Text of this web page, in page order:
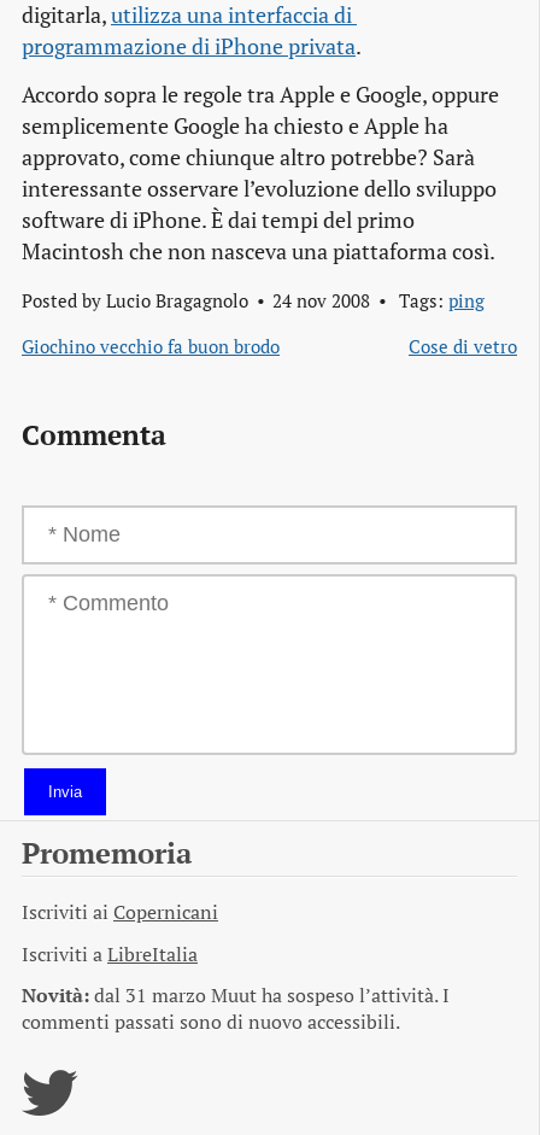
digitarla,utilizza una interfaccia di
programmazione di iPhone privata.
Accordo sopra le regole tra Apple e Google, oppure
semplicemente Google ha chiesto e Apple ha
approvato, come chiunque altro potrebbe? Sarà
interessante osservare l’evoluzione dello sviluppo
software di iPhone. È dai tempi del primo
Macintosh che non nasceva una piattaforma così.
Posted by Lucio Bragagnolo 24 nov 2008 Tags: ping
Giochino vecchio fa buon brodo
Cose di vetro
Commenta
Invia
Promemoria
Iscriviti ai Copernicani
Iscriviti aLibreItalia
Novità:dal 31 marzo Muut ha sospeso l’attività. I
commenti passati sono di nuovo accessibili.